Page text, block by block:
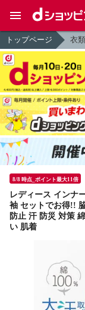
トップページ 衣
8/8 時点_ポイント最大11倍
レディース インナ
袖 セットでお得!!
防止 汗 防災 対策
い 肌着